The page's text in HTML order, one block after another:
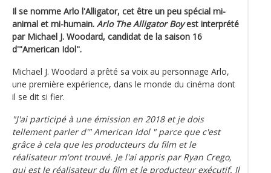
Il se nomme Arlo l'Alligator, cet être un peu spécial mi-
animal et mi-humain. Arlo The Alligator Boyest interprété
par Michael J. Woodard, candidat de la saison 16
d'"American Idol".
Michael J. Woodard a prêté sa voix au personnage Arlo,
une première expérience, dans le monde du cinéma dont
il se dit si fier.
"J'ai participé à une émission en 2018 et je dois
tellement parler d'" American Idol " parce que c'est
grâce à cela que les producteurs du film et le
réalisateur m'ont trouvé. Je l'ai appris par Ryan Crego,
qui est le réalisateur du film et le producteur exécutif. Il